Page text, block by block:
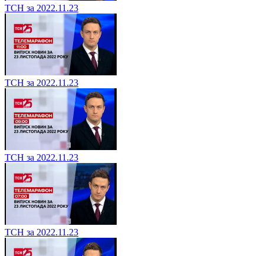
ТСН за 2022.11.23
ТСН за 2022.11.23
ТСН за 2022.11.23
ТСН за 2022.11.23